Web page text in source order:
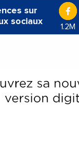
sur
sociaux
1.2M